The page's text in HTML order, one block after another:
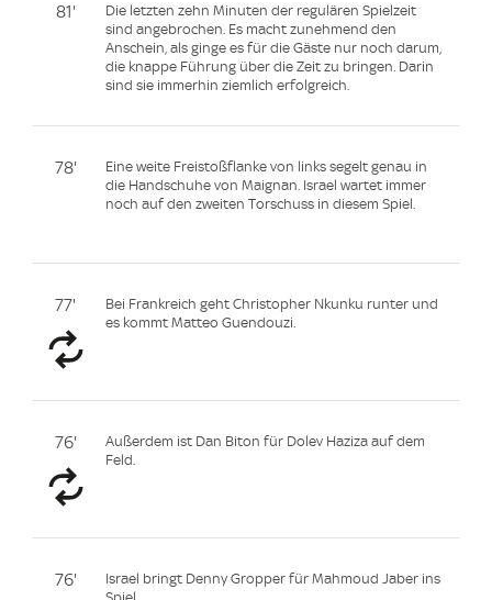
81'
Die letzten zehn Minuten der regulären Spielzeit
sind angebrochen. Es macht zunehmend den
Anschein, als ginge es für die Gäste nur noch darum,
die knappe Führung über die Zeit zu bringen. Darin
sind sie immerhin ziemlich erfolgreich.
78'
Eine weite Freistoßflanke von links segelt genau in
die Handschuhe von Maignan. Israel wartet immer
noch auf den zweiten Torschuss in diesem Spiel.
77'
Bei Frankreich geht Christopher Nkunku runter und
es kommt Matteo Guendouzi.
76'
Außerdem ist Dan Biton für Dolev Haziza auf dem
Feld.
76'
Israel bringt Denny Gropper für Mahmoud Jaber ins